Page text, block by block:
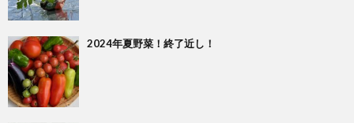
2024年夏野菜！終了近し！